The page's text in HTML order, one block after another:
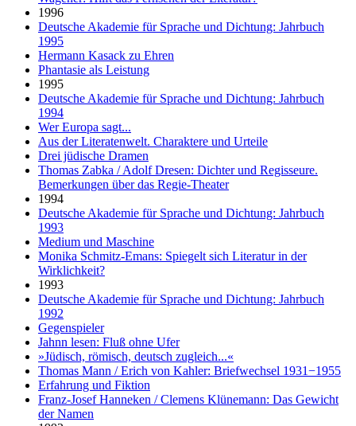
1996
Deutsche Akademie für Sprache und Dichtung: Jahrbuch
1995
Hermann Kasack zu Ehren
Phantasie als Leistung
1995
Deutsche Akademie für Sprache und Dichtung: Jahrbuch
1994
Wer Europa sagt...
Aus der Literatenwelt. Charaktere und Urteile
Drei jüdische Dramen
Thomas Zabka / Adolf Dresen: Dichter und Regisseure.
Bemerkungen über das Regie-Theater
1994
Deutsche Akademie für Sprache und Dichtung: Jahrbuch
1993
Medium und Maschine
Monika Schmitz-Emans: Spiegelt sich Literatur in der
Wirklichkeit?
1993
Deutsche Akademie für Sprache und Dichtung: Jahrbuch
1992
Gegenspieler
Jahnn lesen: Fluß ohne Ufer
»Jüdisch, römisch, deutsch zugleich...«
Thomas Mann / Erich von Kahler: Briefwechsel 1931−1955
Erfahrung und Fiktion
Franz-Josef Hanneken / Clemens Klünemann: Das Gewicht
der Namen